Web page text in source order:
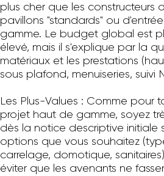
plus cher que les constructeurs
pavillons "standards" ou
gamme. Le budget global est
élevé, mais il s'explique par la
matériaux et les prestations
sous plafond, menuiseries, suivi
Les Plus-Values : Comme pour
projet haut de gamme, soyez
dès la notice descriptive initiale
options que vous souhaitez
carrelage, domotique,
éviter que les avenants ne